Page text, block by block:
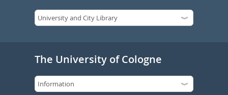
The University of Cologne